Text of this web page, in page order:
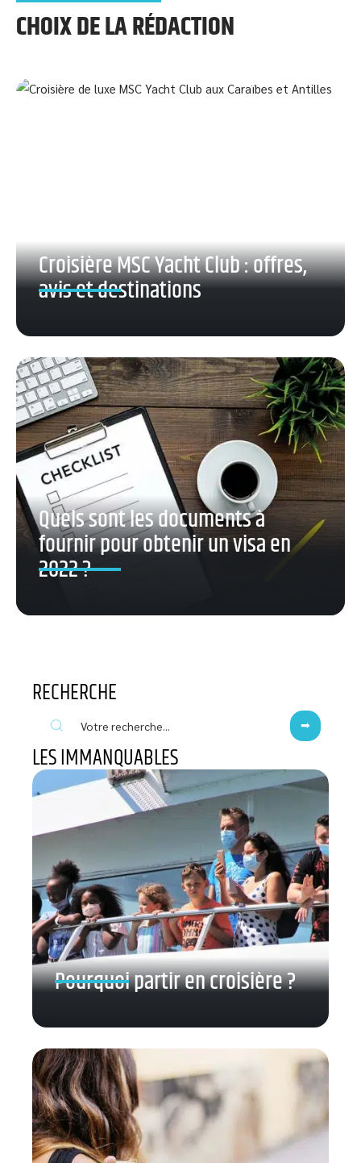
CHOIX DE LA RÉDACTION
Croisière MSC Yacht Club : offres,
avis et destinations
Quels sont les documents à
fournir pour obtenir un visa en
2022 ?
RECHERCHE
LES IMMANQUABLES
Pourquoi partir en croisière ?